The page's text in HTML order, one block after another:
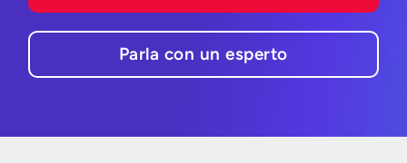
Parla con un esperto